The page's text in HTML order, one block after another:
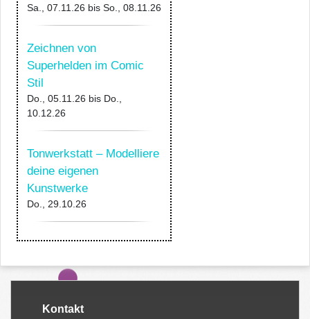
Sa., 07.11.26 bis So., 08.11.26
Zeichnen von
Superhelden im Comic
Stil
Do., 05.11.26 bis Do.,
10.12.26
Tonwerkstatt – Modelliere
deine eigenen
Kunstwerke
Do., 29.10.26
Kontakt